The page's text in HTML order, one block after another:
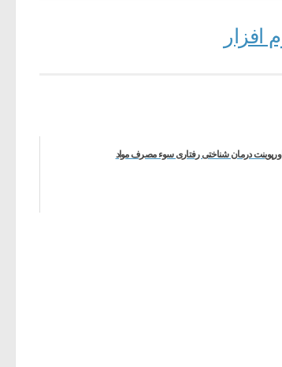
افزار
درمان شناختی رفتاری سوء مصرف مواد